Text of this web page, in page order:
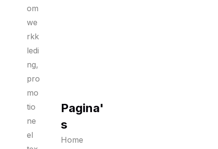
om
we
rkk
ledi
ng,
pro
mo
tio
ne
el
Pagina'
s
Home